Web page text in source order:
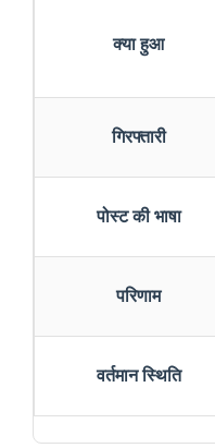
क्या हुआ
गिरफ्तारी
पोस्ट की भाषा
परिणाम
वर्तमान स्थिति